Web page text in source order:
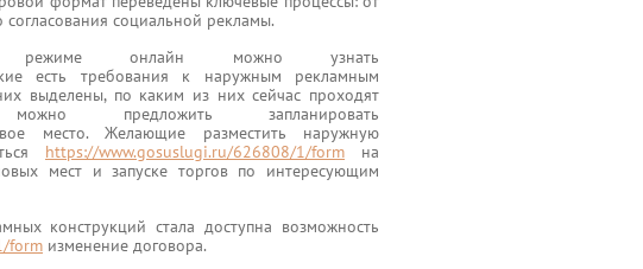
социальной рекламы.
онлайн можно узнать
есть требования к наружным рекламным
выделены, по каким из них сейчас проходят
предложить запланировать
место. Желающие разместить наружную
https://www.gosuslugi.ru/626808/1/form на
мест и запуске торгов по интересующим
конструкций стала доступна возможность
form изменение договора.